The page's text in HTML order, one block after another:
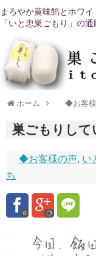
まろやか黄味餡とホワ
「いと忠巣ごもり」の
ホーム ◆お客
巣ごもりして
◆お客様の声, い
ち
0